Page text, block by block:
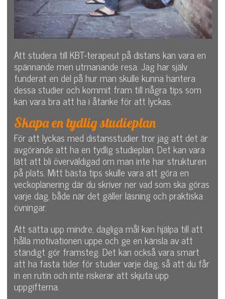
Att studera till KBT-terapeut på distans kan vara en
spännande men utmanande resa. Jag har själv
funderat en del på hur man skulle kunna hantera
dessa studier och kommit fram till några tips som
kan vara bra att ha i åtanke för att lyckas.
Skapa en tydlig studieplan
För att lyckas med distansstudier tror jag att det är
avgörande att ha en tydlig studieplan. Det kan vara
lätt att bli överväldigad om man inte har strukturen
på plats. Mitt bästa tips skulle vara att göra en
veckoplanering där du skriver ner vad som ska göras
varje dag, både när det gäller läsning och praktiska
övningar.
Att sätta upp mindre, dagliga mål kan hjälpa till att
hålla motivationen uppe och ge en känsla av att
ständigt gör framsteg. Det kan också vara smart
att ha fasta tider för studier varje dag, så att du får
in en rutin och inte riskerar att skjuta upp
uppgifterna.